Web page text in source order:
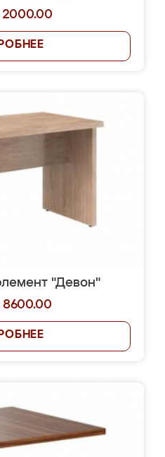
2000.00
"Девон"
8600.00